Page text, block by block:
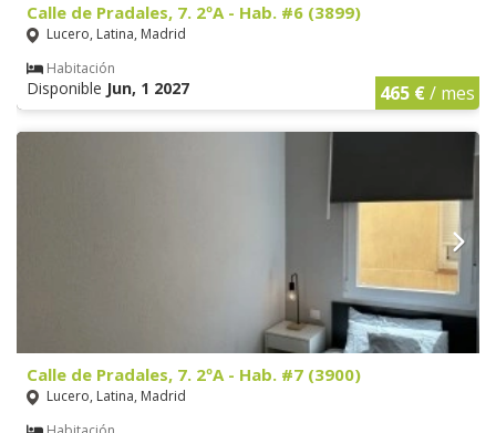
Calle de Pradales, 7. 2ºA - Hab. #6 (3899)
Lucero, Latina, Madrid
Habitación
Disponible Jun, 1 2027 465 €/ mes
Calle de Pradales, 7. 2ºA - Hab. #7 (3900)
Lucero, Latina, Madrid